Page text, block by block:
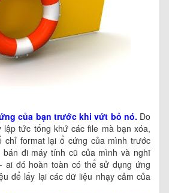
của bạn trước khi vứt bỏ nó. Do
lập tức tống khứ các file mà bạn xóa,
chỉ format lại ổ cứng của mình trước
đi máy tính cũ của mình và nghĩ
ai đó hoàn toàn có thể sử dụng ứng
để lấy lại các dữ liệu nhạy cảm của